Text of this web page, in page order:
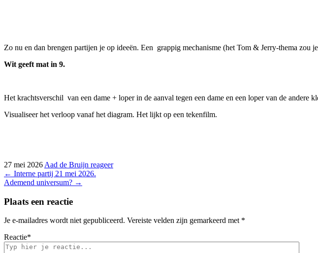
Zo nu en dan brengen partijen je op ideeën. Een grappig mechanisme (het Tom & Jerry-thema zou
Wit geeft mat in 9.
Het krachtsverschil van een dame + loper in de aanval tegen een dame en een loper van de andere
Visualiseer het verloop vanaf het diagram. Het lijkt op een tekenfilm.
27 mei 2026 Aad de Bruijn reageer
Bericht
navigatie
← Interne partij 21 mei 2026.
Ademend universum? →
Plaats een reactie
Je e-mailadres wordt niet gepubliceerd. Vereiste velden zijn gemarkeerd met *
Reactie*